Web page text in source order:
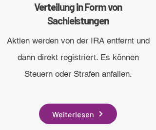
Verteilung in Form von
Sachleistungen
Aktien werden von der IRA entfernt und
dann direkt registriert. Es können
Steuern oder Strafen anfallen.
Weiterlesen